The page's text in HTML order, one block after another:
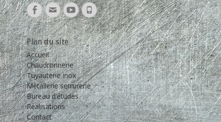
Facebook
Adresse
de
contact
YouTube
Tél
Plan du site
Accueil
Chaudronnerie
Tuyauterie inox
Métallerie serrurerie
Bureau d’études
Réalisations
Contact